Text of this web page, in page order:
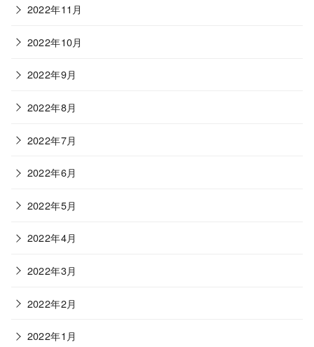
2022年11月
2022年10月
2022年9月
2022年8月
2022年7月
2022年6月
2022年5月
2022年4月
2022年3月
2022年2月
2022年1月